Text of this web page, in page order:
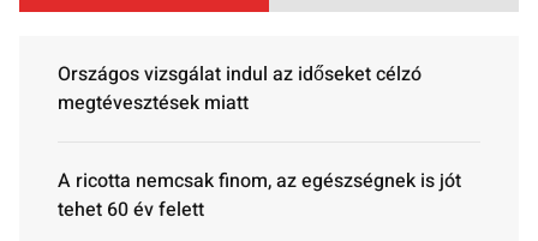
Országos vizsgálat indul az időseket célzó
megtévesztések miatt
A ricotta nemcsak finom, az egészségnek is jót
tehet 60 év felett